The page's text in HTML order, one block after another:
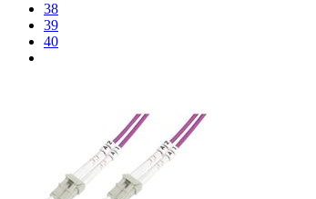
38
39
40